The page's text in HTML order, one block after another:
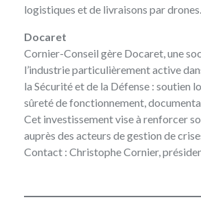
logistiques et de livraisons par drones.
Docaret
Cornier-Conseil gère Docaret , une
l’industrie particulièrement active
la Sécurité et de la Défense : soutien
sûreté de fonctionnement,
Cet investissement vise à renforcer
auprès des acteurs de gestion de
Contact : Christophe Cornier,